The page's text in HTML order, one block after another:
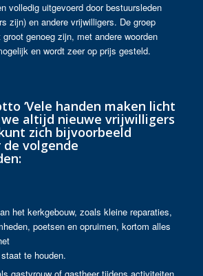
volledig uitgevoerd door bestuursleden
zijn) en andere vrijwilligers. De groep
genoeg zijn, met andere woorden
en wordt zeer op prijs gesteld.
‘Vele handen maken licht
we altijd nieuwe vrijwilligers
zich bijvoorbeeld
volgende
het kerkgebouw, zoals kleine reparaties,
poetsen en opruimen, kortom alles
te houden.